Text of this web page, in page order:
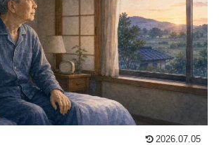
2026.07.05